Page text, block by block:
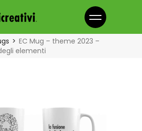
EC Mug – theme 2023 –
elementi